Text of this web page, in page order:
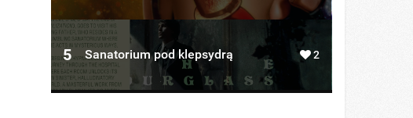
5 Sanatorium pod klepsydrą 2